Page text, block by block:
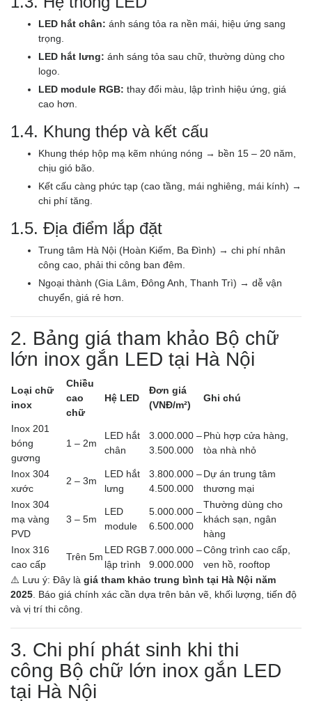
LED hắt chân: ánh sáng tỏa ra nền mái, hiệu ứng sang
trọng.
LED hắt lưng: ánh sáng tỏa sau chữ, thường dùng cho
logo.
LED module RGB: thay đổi màu, lập trình hiệu ứng, giá
cao hơn.
1.4. Khung thép và kết cấu
Khung thép hộp mạ kẽm nhúng nóng → bền 15 – 20 năm,
chịu gió bão.
Kết cấu càng phức tạp (cao tầng, mái nghiêng, mái kính) →
chi phí tăng.
1.5. Địa điểm lắp đặt
Trung tâm Hà Nội (Hoàn Kiếm, Ba Đình) → chi phí nhân
công cao, phải thi công ban đêm.
Ngoại thành (Gia Lâm, Đông Anh, Thanh Trì) → dễ vận
chuyển, giá rẻ hơn.
2. Bảng giá tham khảo Bộ chữ
lớn inox gắn LED tại Hà Nội
Loại chữ
inox
Chiều
cao
chữ
Hệ LED
Đơn giá
(VNĐ/m²)
Ghi chú
Inox 201
bóng
gương
1 – 2m
LED hắt
chân
3.000.000 –
3.500.000
Phù hợp cửa hàng,
tòa nhà nhỏ
Inox 304
xước
2 – 3m
LED hắt
lưng
3.800.000 –
4.500.000
Dự án trung tâm
thương mại
Inox 304
mạ vàng
PVD
3 – 5m
LED
module
5.000.000 –
6.500.000
Thường dùng cho
khách sạn, ngân
hàng
Inox 316
cao cấp
Trên 5m
LED RGB
lập trình
7.000.000 –
9.000.000
Công trình cao cấp,
ven hồ, rooftop
⚠️ Lưu ý: Đây là giá tham khảo trung bình tại Hà Nội năm
2025 . Báo giá chính xác cần dựa trên bản vẽ, khối lượng, tiến độ
và vị trí thi công.
3. Chi phí phát sinh khi thi
công Bộ chữ lớn inox gắn LED
tại Hà Nội